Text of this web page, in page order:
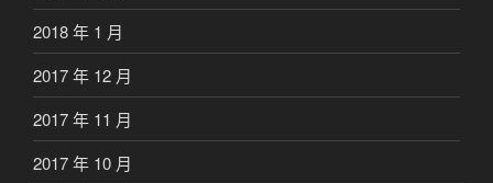
2018 年 1 月
2017 年 12 月
2017 年 11 月
2017 年 10 月